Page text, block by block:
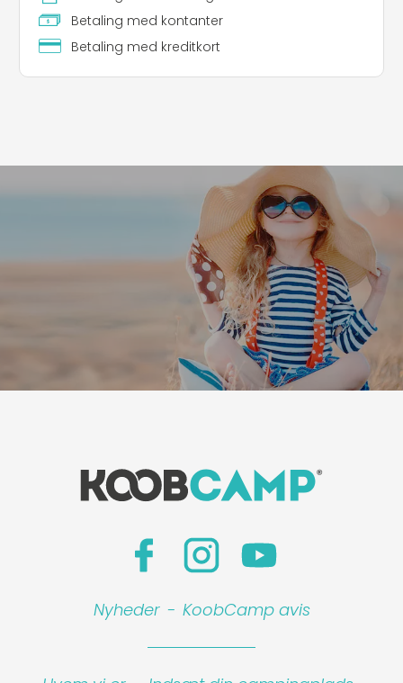
Betaling med kontanter
Betaling med kreditkort
Nyheder - KoobCamp avis